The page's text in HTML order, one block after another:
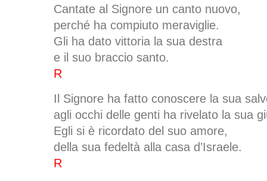
Cantate al Signore un canto nuovo,
perché ha compiuto meraviglie.
Gli ha dato vittoria la sua destra
e il suo braccio santo.
R
Il Signore ha fatto conoscere la sua
agli occhi delle genti ha rivelato la sua
Egli si è ricordato del suo amore,
della sua fedeltà alla casa d’Israele.
R